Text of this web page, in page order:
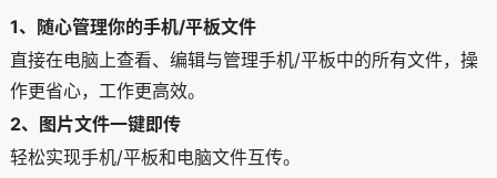
1、随心管理你的手机/平板文件
直接在电脑上查看、编辑与管理手机/平板中的所有文件，操
作更省心，工作更高效。
2、图片文件一键即传
轻松实现手机/平板和电脑文件互传。